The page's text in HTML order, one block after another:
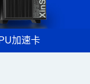
加速卡